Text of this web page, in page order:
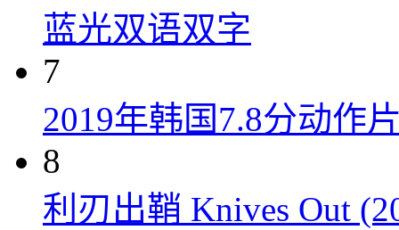
蓝光双语双字
7
2019年韩国7.8分动作
8
利刃出鞘 Knives Out